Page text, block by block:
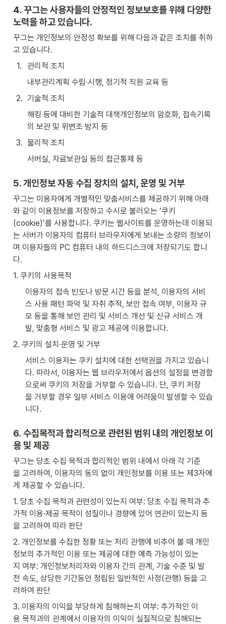
4. 꾸그는 사용자들의 안정적인 정보보호를 위해 다양한
노력을 하고 있습니다.
꾸그는 개인정보의 안정성 확보를 위해 다음과 같은 조치를 취하
고 있습니다.
1.
관리적 조치
내부관리계획 수립·시행, 정기적 직원 교육 등
2. 기술적 조치
해킹 등에 대비한 기술적 대책개인정보의 암호화, 접속기록
의 보관 및 위변조 방지 등
3. 물리적 조치
서버실, 자료보관실 등의 접근통제 등
5. 개인정보 자동 수집 장치의 설치, 운영 및 거부
꾸그는 이용자에게 개별적인 맞춤서비스를 제공하기 위해 아래
와 같이 이용정보를 저장하고 수시로 불러오는 ‘쿠키
(cookie)’를 사용합니다. 쿠키는 웹사이트를 운영하는데 이용되
는 서버가 이용자의 컴퓨터 브라우저에게 보내는 소량의 정보이
며 이용자들의 PC 컴퓨터 내의 하드디스크에 저장되기도 합니
다.
1. 쿠키의 사용목적
이용자의 접속 빈도나 방문 시간 등을 분석, 이용자의 서비
스 사용 패턴 파악 및 자취 추적, 보안 접속 여부, 이용자 규
모 등을 통해 보안 관리 및 서비스 개선 및 신규 서비스 개
발, 맞춤형 서비스 및 광고 제공에 이용합니다.
2. 쿠키의 설치∙운영 및 거부
서비스 이용자는 쿠키 설치에 대한 선택권을 가지고 있습니
다. 따라서, 이용자는 웹 브라우저에서 옵션의 설정을 변경함
으로써 쿠키의 저장을 거부할 수 있습니다. 단, 쿠키 저장
을 거부할 경우 일부 서비스 이용에 어려움이 발생할 수 있습
니다.
6. 수집목적과 합리적으로 관련된 범위 내의 개인정보 이
용 및 제공
꾸그는 당초 수집 목적과 합리적인 범위 내에서 아래 각 기준
을 고려하여, 이용자의 동의 없이 개인정보를 이용 또는 제3자에
게 제공할 수 있습니다.
1. 당초 수집 목적과 관련성이 있는지 여부: 당초 수집 목적과 추
가적 이용·제공 목적이 성질이나 경향에 있어 연관이 있는지 등
을 고려하여 따라 판단
2. 개인정보를 수집한 정황 또는 처리 관행에 비추어 볼 때 개인
정보의 추가적인 이용 또는 제공에 대한 예측 가능성이 있는
지 여부: 개인정보처리자와 이용자 간의 관계, 기술 수준 및 발
전 속도, 상당한 기간동안 정립된 일반적인 사정(관행) 등을 고
려하여 판단
3. 이용자의 이익을 부당하게 침해하는지 여부: 추가적인 이
용 목적과의 관계에서 이용자의 이익이 실질적으로 침해되는